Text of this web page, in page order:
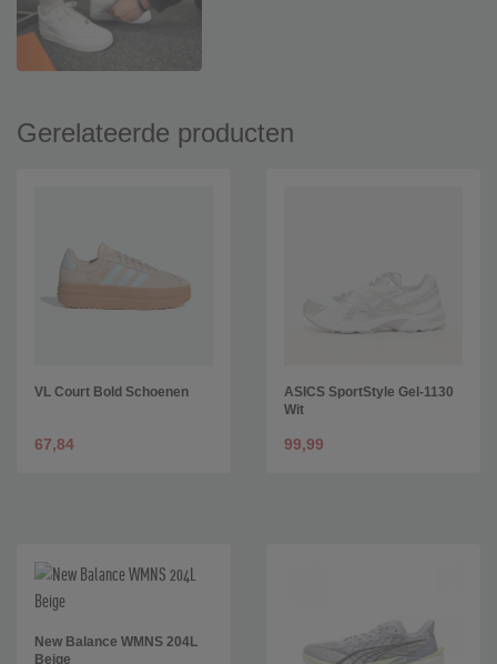
Gerelateerde producten
VL Court Bold Schoenen
67,84
ASICS SportStyle Gel-1130
Wit
99,99
New Balance WMNS 204L
Beige